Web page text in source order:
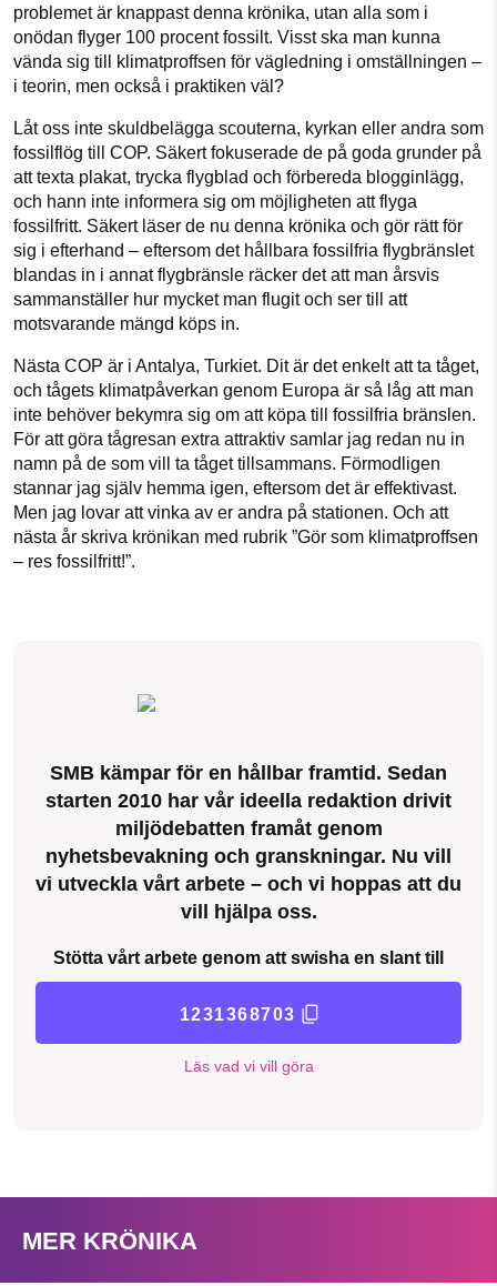
problemet är knappast denna krönika, utan alla som i
onödan flyger 100 procent fossilt. Visst ska man kunna
vända sig till klimatproffsen för vägledning i omställningen –
i teorin, men också i praktiken väl?
Låt oss inte skuldbelägga scouterna, kyrkan eller andra som
fossilflög till COP. Säkert fokuserade de på goda grunder på
att texta plakat, trycka flygblad och förbereda blogginlägg,
och hann inte informera sig om möjligheten att flyga
fossilfritt. Säkert läser de nu denna krönika och gör rätt för
sig i efterhand – eftersom det hållbara fossilfria flygbränslet
blandas in i annat flygbränsle räcker det att man årsvis
sammanställer hur mycket man flugit och ser till att
motsvarande mängd köps in.
Nästa COP är i Antalya, Turkiet. Dit är det enkelt att ta tåget,
och tågets klimatpåverkan genom Europa är så låg att man
inte behöver bekymra sig om att köpa till fossilfria bränslen.
För att göra tågresan extra attraktiv samlar jag redan nu in
namn på de som vill ta tåget tillsammans. Förmodligen
stannar jag själv hemma igen, eftersom det är effektivast.
Men jag lovar att vinka av er andra på stationen. Och att
nästa år skriva krönikan med rubrik ”Gör som klimatproffsen
– res fossilfritt!”.
SMB kämpar för en hållbar framtid. Sedan
starten 2010 har vår ideella redaktion drivit
miljödebatten framåt genom
nyhetsbevakning och granskningar. Nu vill
vi utveckla vårt arbete – och vi hoppas att du
vill hjälpa oss.
Stötta vårt arbete genom att swisha en slant till
1231368703
Läs vad vi vill göra
MER KRÖNIKA